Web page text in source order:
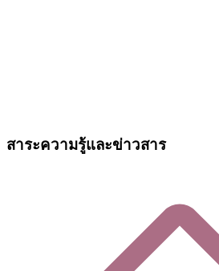
สาระความรู้และข่าวสาร